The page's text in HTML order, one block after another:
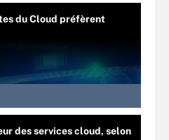
du Cloud préfèrent
des services cloud, selon